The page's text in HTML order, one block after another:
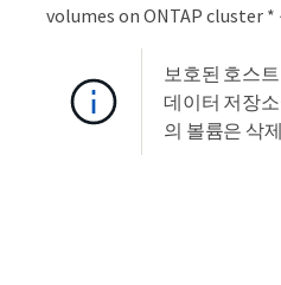
volumes on ONTAP cluster
보호된 호스
데이터 저장
의 볼륨은 삭